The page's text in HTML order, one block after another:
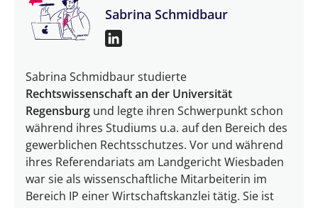
Sabrina Schmidbaur
Sabrina Schmidbaur studierte
Rechtswissenschaft an der Universität
Regensburg und legte ihren Schwerpunkt schon
während ihres Studiums u.a. auf den Bereich des
gewerblichen Rechtsschutzes. Vor und während
ihres Referendariats am Landgericht Wiesbaden
war sie als wissenschaftliche Mitarbeiterin im
Bereich IP einer Wirtschaftskanzlei tätig. Sie ist